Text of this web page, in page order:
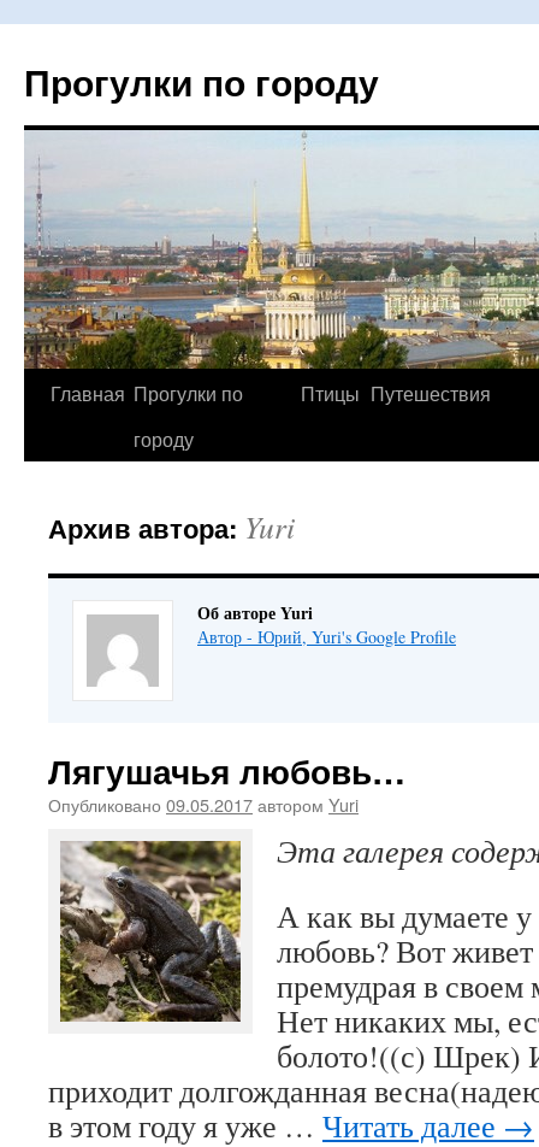
Прогулки по городу
Перейти
Главная Прогулки по
городу
Птицы Путешествия
Архив автора: Yuri
Об авторе Yuri
Автор - Юрий, Yuri's Google Profile
Лягушачья любовь…
Опубликовано 09.05.2017автором Yuri
Эта галерея
А как вы думаете
любовь? Вот
премудрая в
Нет никаких мы,
болото!((с) Шрек)
приходит долгожданная
в этом году я уже … Читать далее →